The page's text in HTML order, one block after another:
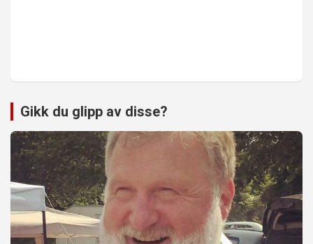
Gikk du glipp av disse?